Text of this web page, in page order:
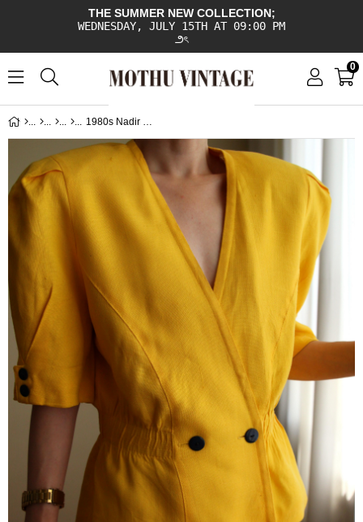
THE SUMMER NEW COLLECTION;
WEDNESDAY, JULY 15TH AT 09:00 PM
౨ৎ
0
1980s Nadir HARDOP %100 Viskose Made İn W.Germany Vintage Ceket